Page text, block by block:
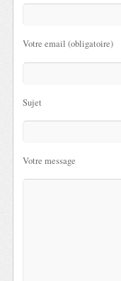
Votre email (obligatoire)
Sujet
Votre message